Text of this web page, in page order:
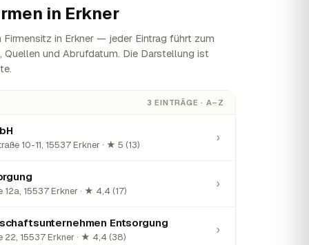
in Erkner
in Erkner — jeder Eintrag führt zum
Quellen und Abrufdatum. Die Darstellung ist
3 EINTRÄGE · A–Z
10-11, 15537 Erkner · ★ 5 (13)
›
15537 Erkner · ★ 4,4 (17)
›
Entsorgung
15537 Erkner · ★ 4,4 (38)
›